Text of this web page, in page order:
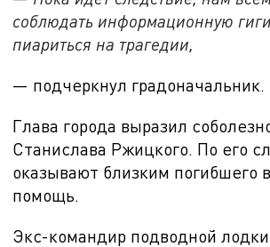
соблюдать информационную
пиариться на трагедии,
— подчеркнул градоначальник.
Глава города выразил
Станислава Ржицкого. По его
оказывают близким погибшего
помощь.
Экс-командир подводной